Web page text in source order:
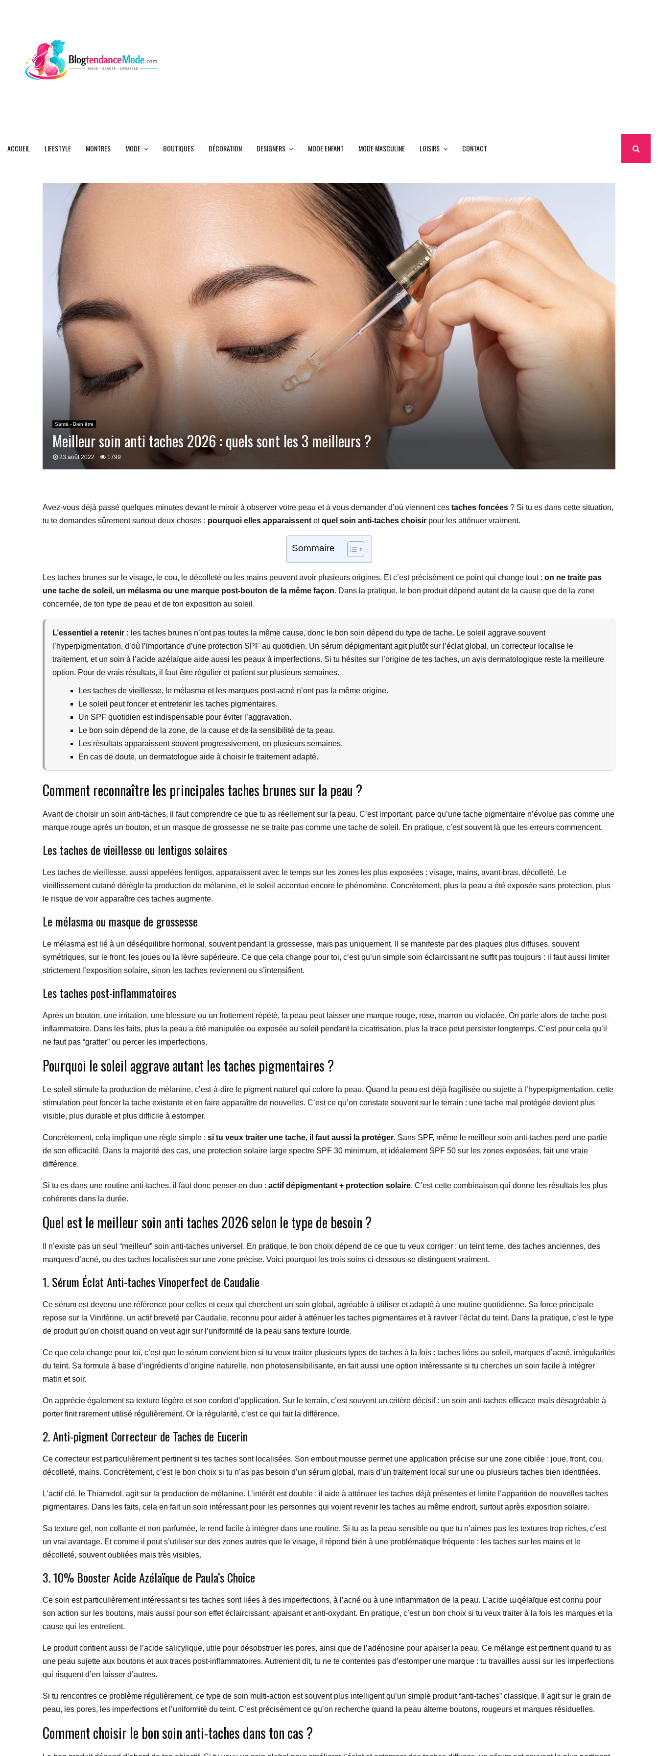
ACCUEIL LIFESTYLE MONTRES MODE BOUTIQUES DÉCORATION DESIGNERS MODE ENFANT MODE MASCULINE LOISIRS CONTACT
Santé - Bien être
Meilleur soin anti taches 2026 : quels sont les 3 meilleurs ?
23 août 2022 1799
Avez-vous déjà passé quelques minutes devant le miroir à observer votre peau et à vous demander d’où viennent ces taches foncées ? Si tu es dans cette situation,
tu te demandes sûrement surtout deux choses : pourquoi elles apparaissent etquel soin anti-taches choisir pour les atténuer vraiment.
Sommaire
Les taches brunes sur le visage, le cou, le décolleté ou les mains peuvent avoir plusieurs origines. Et c’est précisément ce point qui change tout : on ne traite pas
une tache de soleil, un mélasma ou une marque post-bouton de la même façon. Dans la pratique, le bon produit dépend autant de la cause que de la zone
concernée, de ton type de peau et de ton exposition au soleil.
L’essentiel a retenir : les taches brunes n’ont pas toutes la même cause, donc le bon soin dépend du type de tache. Le soleil aggrave souvent
l’hyperpigmentation, d’où l’importance d’une protection SPF au quotidien. Un sérum dépigmentant agit plutôt sur l’éclat global, un correcteur localise le
traitement, et un soin à l’acide azélaïque aide aussi les peaux à imperfections. Si tu hésites sur l’origine de tes taches, un avis dermatologique reste la meilleure
option. Pour de vrais résultats, il faut être régulier et patient sur plusieurs semaines.
Les taches de vieillesse, le mélasma et les marques post-acné n’ont pas la même origine.
Le soleil peut foncer et entretenir les taches pigmentaires.
Un SPF quotidien est indispensable pour éviter l’aggravation.
Le bon soin dépend de la zone, de la cause et de la sensibilité de ta peau.
Les résultats apparaissent souvent progressivement, en plusieurs semaines.
En cas de doute, un dermatologue aide à choisir le traitement adapté.
Comment reconnaître les principales taches brunes sur la peau ?
Avant de choisir un soin anti-taches, il faut comprendre ce que tu as réellement sur la peau. C’est important, parce qu’une tache pigmentaire n’évolue pas comme une
marque rouge après un bouton, et un masque de grossesse ne se traite pas comme une tache de soleil. En pratique, c’est souvent là que les erreurs commencent.
Les taches de vieillesse ou lentigos solaires
Les taches de vieillesse, aussi appelées lentigos, apparaissent avec le temps sur les zones les plus exposées : visage, mains, avant-bras, décolleté. Le
vieillissement cutané dérègle la production de mélanine, et le soleil accentue encore le phénomène. Concrètement, plus la peau a été exposée sans protection, plus
le risque de voir apparaître ces taches augmente.
Le mélasma ou masque de grossesse
Le mélasma est lié à un déséquilibre hormonal, souvent pendant la grossesse, mais pas uniquement. Il se manifeste par des plaques plus diffuses, souvent
symétriques, sur le front, les joues ou la lèvre supérieure. Ce que cela change pour toi, c’est qu’un simple soin éclaircissant ne suffit pas toujours : il faut aussi limiter
strictement l’exposition solaire, sinon les taches reviennent ou s’intensifient.
Les taches post-inflammatoires
Après un bouton, une irritation, une blessure ou un frottement répété, la peau peut laisser une marque rouge, rose, marron ou violacée. On parle alors de tache post-
inflammatoire. Dans les faits, plus la peau a été manipulée ou exposée au soleil pendant la cicatrisation, plus la trace peut persister longtemps. C’est pour cela qu’il
ne faut pas “gratter” ou percer les imperfections.
Pourquoi le soleil aggrave autant les taches pigmentaires ?
Le soleil stimule la production de mélanine, c’est-à-dire le pigment naturel qui colore la peau. Quand la peau est déjà fragilisée ou sujette à l’hyperpigmentation, cette
stimulation peut foncer la tache existante et en faire apparaître de nouvelles. C’est ce qu’on constate souvent sur le terrain : une tache mal protégée devient plus
visible, plus durable et plus difficile à estomper.
Concrètement, cela implique une règle simple : si tu veux traiter une tache, il faut aussi la protéger. Sans SPF, même le meilleur soin anti-taches perd une partie
de son efficacité. Dans la majorité des cas, une protection solaire large spectre SPF 30 minimum, et idéalement SPF 50 sur les zones exposées, fait une vraie
différence.
Si tu es dans une routine anti-taches, il faut donc penser en duo : actif dépigmentant + protection solaire. C’est cette combinaison qui donne les résultats les plus
cohérents dans la durée.
Quel est le meilleur soin anti taches 2026 selon le type de besoin ?
Il n’existe pas un seul “meilleur” soin anti-taches universel. En pratique, le bon choix dépend de ce que tu veux corriger : un teint terne, des taches anciennes, des
marques d’acné, ou des taches localisées sur une zone précise. Voici pourquoi les trois soins ci-dessous se distinguent vraiment.
1. Sérum Éclat Anti-taches Vinoperfect de Caudalie
Ce sérum est devenu une référence pour celles et ceux qui cherchent un soin global, agréable à utiliser et adapté à une routine quotidienne. Sa force principale
repose sur la Viniférine, un actif breveté par Caudalie, reconnu pour aider à atténuer les taches pigmentaires et à raviver l’éclat du teint. Dans la pratique, c’est le type
de produit qu’on choisit quand on veut agir sur l’uniformité de la peau sans texture lourde.
Ce que cela change pour toi, c’est que le sérum convient bien si tu veux traiter plusieurs types de taches à la fois : taches liées au soleil, marques d’acné, irrégularités
du teint. Sa formule à base d’ingrédients d’origine naturelle, non photosensibilisante, en fait aussi une option intéressante si tu cherches un soin facile à intégrer
matin et soir.
On apprécie également sa texture légère et son confort d’application. Sur le terrain, c’est souvent un critère décisif : un soin anti-taches efficace mais désagréable à
porter finit rarement utilisé régulièrement. Or la régularité, c’est ce qui fait la différence.
2. Anti-pigment Correcteur de Taches de Eucerin
Ce correcteur est particulièrement pertinent si tes taches sont localisées. Son embout mousse permet une application précise sur une zone ciblée : joue, front, cou,
décolleté, mains. Concrètement, c’est le bon choix si tu n’as pas besoin d’un sérum global, mais d’un traitement local sur une ou plusieurs taches bien identifiées.
L’actif clé, le Thiamidol, agit sur la production de mélanine. L’intérêt est double : il aide à atténuer les taches déjà présentes et limite l’apparition de nouvelles taches
pigmentaires. Dans les faits, cela en fait un soin intéressant pour les personnes qui voient revenir les taches au même endroit, surtout après exposition solaire.
Sa texture gel, non collante et non parfumée, le rend facile à intégrer dans une routine. Si tu as la peau sensible ou que tu n’aimes pas les textures trop riches, c’est
un vrai avantage. Et comme il peut s’utiliser sur des zones autres que le visage, il répond bien à une problématique fréquente : les taches sur les mains et le
décolleté, souvent oubliées mais très visibles.
3. 10% Booster Acide Azélaïque de Paula’s Choice
Ce soin est particulièrement intéressant si tes taches sont liées à des imperfections, à l’acné ou à une inflammation de la peau. L’acide ազélaïque est connu pour
son action sur les boutons, mais aussi pour son effet éclaircissant, apaisant et anti-oxydant. En pratique, c’est un bon choix si tu veux traiter à la fois les marques et la
cause qui les entretient.
Le produit contient aussi de l’acide salicylique, utile pour désobstruer les pores, ainsi que de l’adénosine pour apaiser la peau. Ce mélange est pertinent quand tu as
une peau sujette aux boutons et aux traces post-inflammatoires. Autrement dit, tu ne te contentes pas d’estomper une marque : tu travailles aussi sur les imperfections
qui risquent d’en laisser d’autres.
Si tu rencontres ce problème régulièrement, ce type de soin multi-action est souvent plus intelligent qu’un simple produit “anti-taches” classique. Il agit sur le grain de
peau, les pores, les imperfections et l’uniformité du teint. C’est précisément ce qu’on recherche quand la peau alterne boutons, rougeurs et marques résiduelles.
Comment choisir le bon soin anti-taches dans ton cas ?